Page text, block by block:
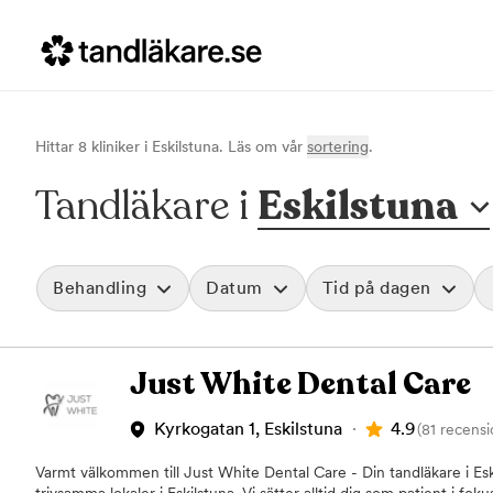
Hittar 8 kliniker i Eskilstuna. Läs om vår sortering.
Tandläkare i Eskilstuna
Behandling
Vid värk, olyckor och akuta besvär
Grundlig kontroll av tänder och tandkött
Professionell rengöring och puts
Datum
Rensa
Tid på dagen
Före klockan
Klockan 09:00 -
Klockan 12:00 -
Just White Dental Care
Kyrkogatan 1, Eskilstuna 4.9(81
Varmt välkommen till Just White Dental Care - Din tandläkare i